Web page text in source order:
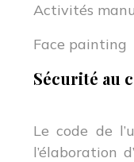
Activités
Face painting
Sécurité au
Le code de
l’élaboration